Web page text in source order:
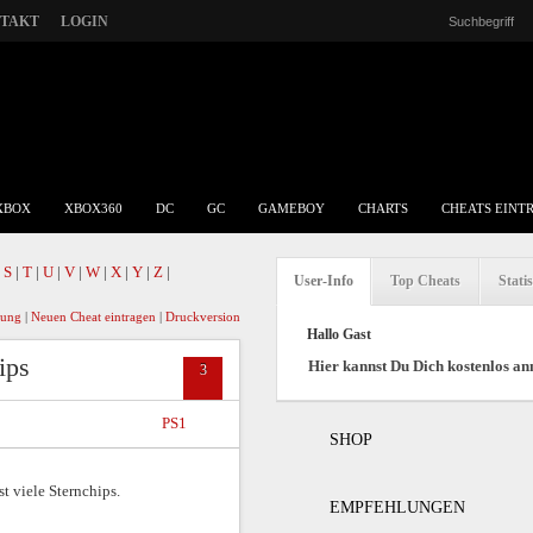
LOGIN
XBOX360 DC GC GAMEBOY CHARTS CHEATS
S | T | U | V | W | X | Y | Z |
| Neuen Cheat eintragen | Druckversion
3
PS1
viele Sternchips.
User-Info Top Cheats
Hallo Gast
Hier kannst Du Dich kostenlos
SHOP
EMPFEHLUNGEN